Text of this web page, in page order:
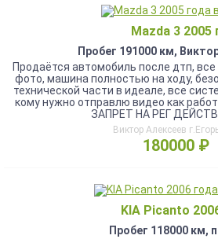
Mazda 3 2005
Пробег 191000 км,
Продаётся автомобиль после дтп,
фото, машина полностью на ходу,
технической части в идеале, все
кому нужно отправлю видео как
ЗАПРЕТ НА РЕГ
Виктор Алексеев
180000 ₽
KIA Picanto
Пробег 118000 км,